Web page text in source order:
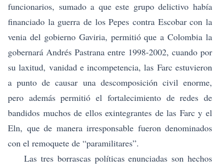
funcionarios, sumado a que este grupo delictivo había
financiado la guerra de los Pepes contra Escobar con la
venia del gobierno Gaviria, permitió que a Colombia la
gobernará Andrés Pastrana entre 1998-2002, cuando por
su laxitud, vanidad e incompetencia, las Farc estuvieron
a punto de causar una descomposición civil enorme,
pero además permitió el fortalecimiento de redes de
bandidos muchos de ellos exintegrantes de las Farc y el
Eln, que de manera irresponsable fueron denominados
con el remoquete de “paramilitares”.
Las tres borrascas políticas enunciadas son hechos